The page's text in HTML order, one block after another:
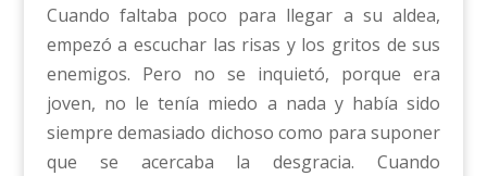
Cuando faltaba poco para llegar a su aldea,
empezó a escuchar las risas y los gritos de sus
enemigos. Pero no se inquietó, porque era
joven, no le tenía miedo a nada y había sido
siempre demasiado dichoso como para suponer
que se acercaba la desgracia. Cuando